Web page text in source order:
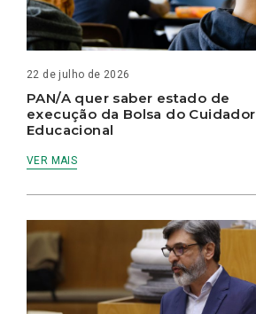
22 de julho de 2026
PAN/A quer saber estado de
execução da Bolsa do Cuidador
Educacional
VER MAIS